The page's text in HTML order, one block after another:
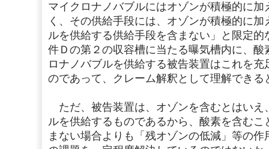
マイクロナノバブルにはオゾンが積極的に
く、その供給手段には、オゾンが積極的に
ルを供給する供給手段を含まない」と限定
件Ｄの第２の収容槽に当たる曝気槽内に、
ロナノバブルを供給する被告装置はこれを
のであって、クレーム解釈として理解できる
ただ、被告装置は、オゾンを含むとはいえ
ルを供給するものであるから、酸素を含む
まない場合よりも「残オゾンの低減」等の